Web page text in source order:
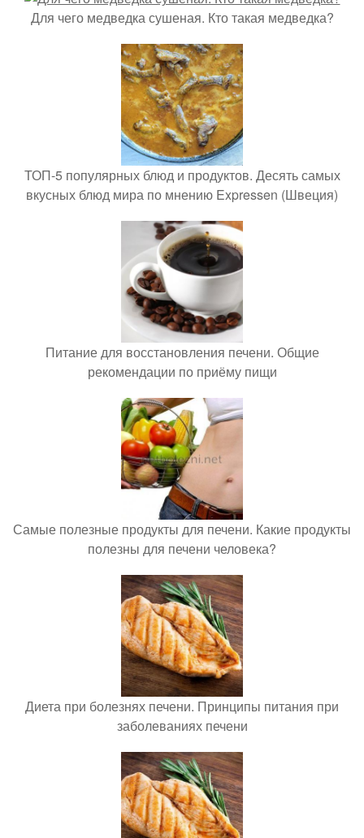
Для чего медведка сушеная. Кто такая медведка?
ТОП-5 популярных блюд и продуктов. Десять самых
вкусных блюд мира по мнению Expressen (Швеция)
Питание для восстановления печени. Общие
рекомендации по приёму пищи
Самые полезные продукты для печени. Какие продукты
полезны для печени человека?
Диета при болезнях печени. Принципы питания при
заболеваниях печени